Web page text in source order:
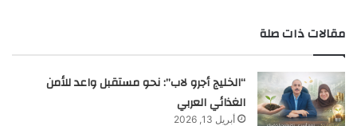
مقالات ذات صلة
“الخليج أجرو لاب”: نحو مستقبل واعد للأمن
الغذائي العربي
أبريل 13, 2026